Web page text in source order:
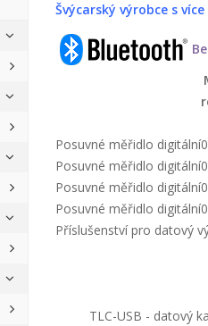
Švýcarský výrobce s
Posuvné měřidlo digitální
Posuvné měřidlo digitální
Posuvné měřidlo digitální
Posuvné měřidlo digitální
Příslušenství pro datový
TLC-USB - datový